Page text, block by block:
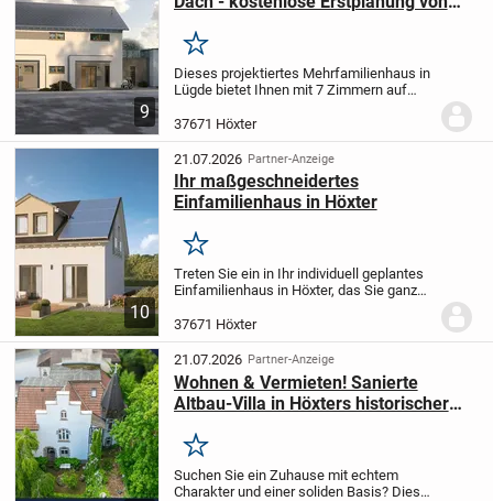
9
Merken
Dieses projektiertes Mehrfamilienhaus in
Lügde bietet Ihnen mit 7 Zimmern auf
ein großzügiges Zuhause, das ganz nach
Ihren individuellen Wünschen und
Vorstellungen...
37671 Höxter
10
21.07.2026 Partner-Anzeige
Ihr maßgeschneidertes
Einfamilienhaus in Höxter
Merken
Treten Sie ein in Ihr individuell geplantes
Einfamilienhaus in Höxter, das Sie ganz
gestalten können. Mit 4 Zimmern und
einer Wohnfläche von 142,23 m² bietet
dieses...
37671 Höxter
21.07.2026 Partner-Anzeige
Wohnen & Vermieten! Sanierte
Altbau-Villa in Höxters historischer
Merken
Suchen Sie ein Zuhause mit echtem
Charakter und einer soliden Basis? Diese